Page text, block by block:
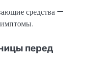
средства —
перед